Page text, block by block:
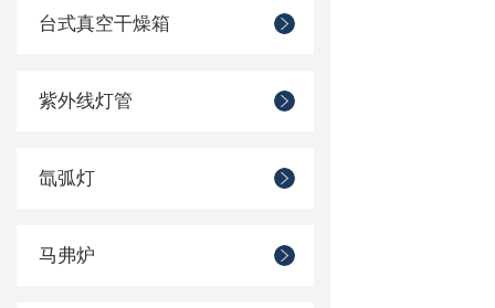
台式真空干燥箱
紫外线灯管
氙弧灯
马弗炉